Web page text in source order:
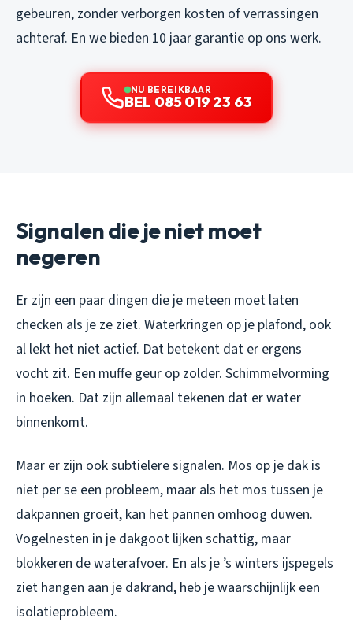
gebeuren, zonder verborgen kosten of verrassingen
achteraf. En we bieden 10 jaar garantie op ons werk.
NU BEREIKBAAR
BEL 085 019 23 63
Signalen die je niet moet
negeren
Er zijn een paar dingen die je meteen moet laten
checken als je ze ziet. Waterkringen op je plafond, ook
al lekt het niet actief. Dat betekent dat er ergens
vocht zit. Een muffe geur op zolder. Schimmelvorming
in hoeken. Dat zijn allemaal tekenen dat er water
binnenkomt.
Maar er zijn ook subtielere signalen. Mos op je dak is
niet per se een probleem, maar als het mos tussen je
dakpannen groeit, kan het pannen omhoog duwen.
Vogelnesten in je dakgoot lijken schattig, maar
blokkeren de waterafvoer. En als je ’s winters ijspegels
ziet hangen aan je dakrand, heb je waarschijnlijk een
isolatieprobleem.